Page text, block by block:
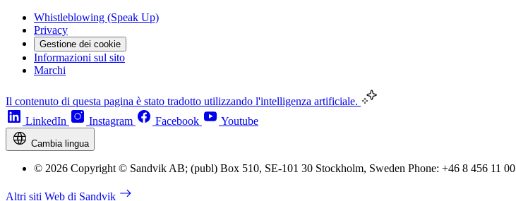
Whistleblowing (Speak Up)
Privacy
Gestione dei cookie
Informazioni sul sito
Marchi
Il contenuto di questa pagina è stato tradotto utilizzando l'intelligenza artificiale.
LinkedIn
Instagram Facebook Youtube
Cambia lingua
© 2026 Copyright © Sandvik AB; (publ) Box 510, SE-101 30 Stockholm, Sweden Phone: +46 8 456 11 00
Altri siti Web di Sandvik